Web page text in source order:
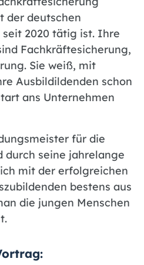
der deutschen
2020 tätig ist. Ihre
Fachkräftesicherung,
Sie weiß, mit
Ausbildildenden schon
ans Unternehmen
für die
durch seine jahrelange
mit der erfolgreichen
bestens aus
die jungen Menschen